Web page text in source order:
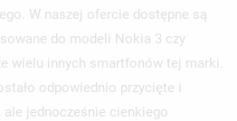
W naszej ofercie dostępne są
do modeli Nokia 3 czy
wielu innych smartfonów tej marki.
odpowiednio przycięte i
ale jednocześnie cienkiego